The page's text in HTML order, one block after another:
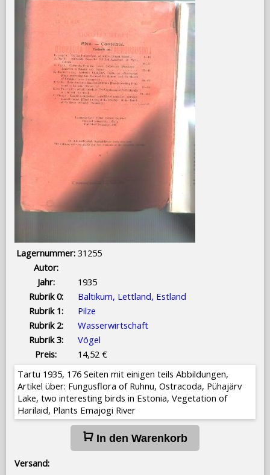
Lagernummer: 31255
Autor:
Jahr:
1935
Rubrik 0:
Baltikum, Lettland, Estland
Rubrik 1:
Pilze
Rubrik 2:
Wasserwirtschaft
Rubrik 3:
Vögel
Preis:
14,52 €
Tartu 1935, 176 Seiten mit einigen teils Abbildungen,
Artikel über: Fungusflora of Ruhnu, Ostracoda, Pühajärv
Lake, two interesting birds in Estonia, Vegetation of
Harilaid, Plants Emajogi River
In den Warenkorb
Versand: